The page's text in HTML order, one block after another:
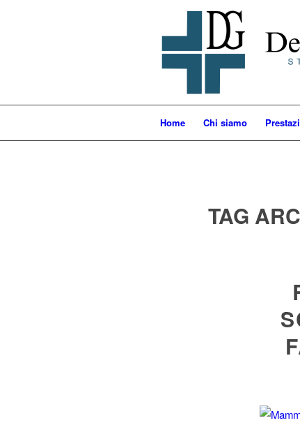
Home Chi siamo
TAG